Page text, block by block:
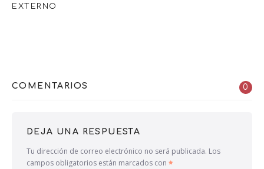
EXTERNO
COMENTARIOS 0
DEJA UNA RESPUESTA
Tu dirección de correo electrónico no será publicada. Los
campos obligatorios están marcados con